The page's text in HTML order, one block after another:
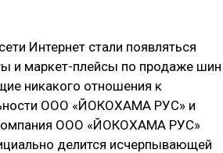
шины для внедорожников,
путь через заснеженные поля
поведению на укатанном снегу.
Интернет стали появляться
и маркет-плейсы по продаже шин
никакого отношения к
ООО «ЙОКОХАМА РУС» и
ООО «ЙОКОХАМА РУС»
делится исчерпывающей